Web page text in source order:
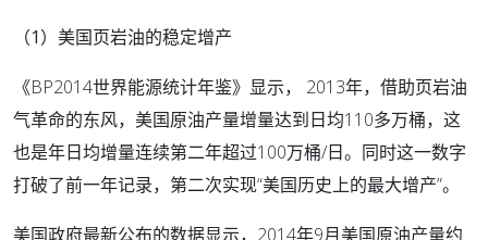
（1）美国页岩油的稳定增产
《BP2014世界能源统计年鉴》显示， 2013年，借助页岩油
气革命的东风，美国原油产量增量达到日均110多万桶，这
也是年日均增量连续第二年超过100万桶/日。同时这一数字
打破了前一年记录，第二次实现“美国历史上的最大增产”。
美国政府最新公布的数据显示，2014年9月美国原油产量约